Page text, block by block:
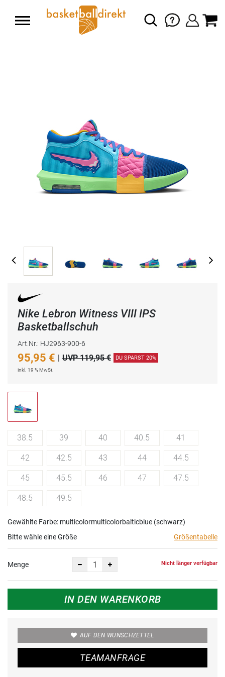
Nike Lebron Witness VIII IPS
Basketballschuh
Art.Nr.: HJ2963-900-6
95,95 € | UVP 119,95 € DU SPARST 20%
inkl. 19 % MwSt.
38.5 39 40 40.5 41
42 42.5 43 44 44.5
45 45.5 46 47 47.5
48.5 49.5
Gewählte Farbe: multicolormulticolorbalticblue (schwarz)
Bitte wähle eine Größe
Größentabelle
Menge Nicht länger verfügbar
IN DEN WARENKORB
AUF DEN WUNSCHZETTEL
TEAMANFRAGE